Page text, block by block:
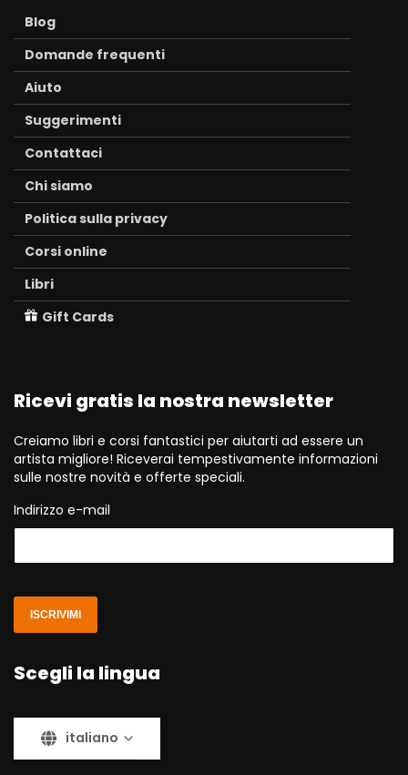
Blog
Domande frequenti
Aiuto
Suggerimenti
Contattaci
Chi siamo
Politica sulla privacy
Corsi online
Libri
Gift Cards
Ricevi gratis la nostra newsletter
Creiamo libri e corsi fantastici per aiutarti ad essere un
artista migliore! Riceverai tempestivamente informazioni
sulle nostre novità e offerte speciali.
Indirizzo e-mail
ISCRIVIMI
Scegli la lingua
italiano